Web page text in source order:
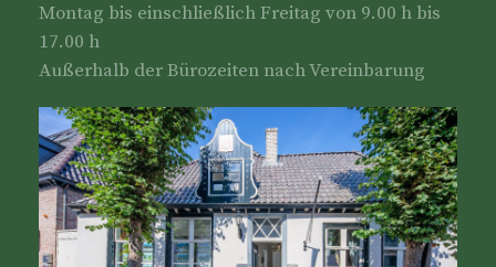
Montag bis einschließlich Freitag von 9.00 h bis
17.00 h
Außerhalb der Bürozeiten nach Vereinbarung